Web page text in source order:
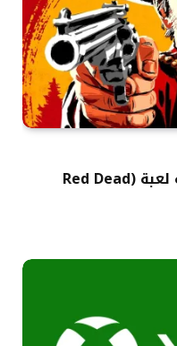
إعدادان بسيطان يغيران تجربة لعبة (Red Dead